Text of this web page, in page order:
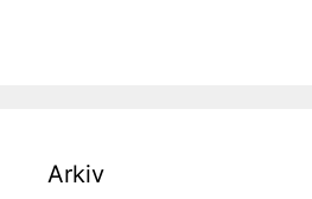
Arkiv